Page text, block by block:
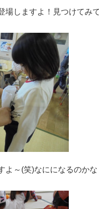
場しますよ！見つけてみ
よ～(笑)なにになるのか